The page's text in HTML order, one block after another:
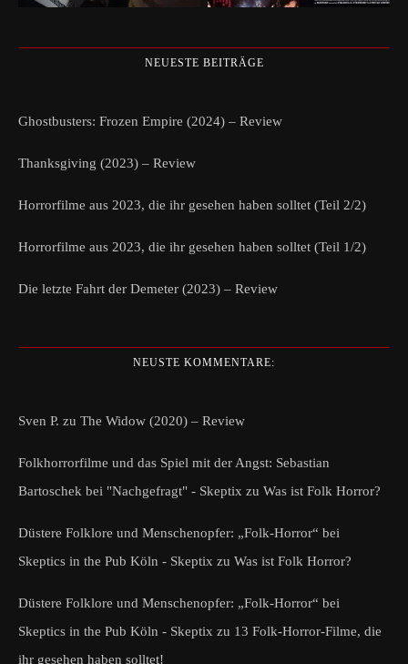
NEUESTE BEITRÄGE
Ghostbusters: Frozen Empire (2024) – Review
Thanksgiving (2023) – Review
Horrorfilme aus 2023, die ihr gesehen haben solltet (Teil 2/2)
Horrorfilme aus 2023, die ihr gesehen haben solltet (Teil 1/2)
Die letzte Fahrt der Demeter (2023) – Review
NEUSTE KOMMENTARE:
Sven P. zu The Widow (2020) – Review
Folkhorrorfilme und das Spiel mit der Angst: Sebastian
Bartoschek bei "Nachgefragt" - Skeptix zu Was ist Folk Horror?
Düstere Folklore und Menschenopfer: „Folk-Horror“ bei
Skeptics in the Pub Köln - Skeptix zu Was ist Folk Horror?
Düstere Folklore und Menschenopfer: „Folk-Horror“ bei
Skeptics in the Pub Köln - Skeptix zu 13 Folk-Horror-Filme, die
ihr gesehen haben solltet!